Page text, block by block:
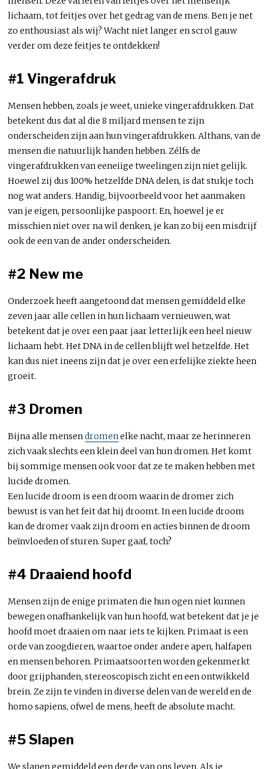
lichaam, tot feitjes over het gedrag van de mens. Ben je net
zo enthousiast als wij? Wacht niet langer en scrol gauw
verder om deze feitjes te ontdekken!
#1 Vingerafdruk
Mensen hebben, zoals je weet, unieke vingerafdrukken. Dat
betekent dus dat al die 8 miljard mensen te zijn
onderscheiden zijn aan hun vingerafdrukken. Althans, van de
mensen die natuurlijk handen hebben. Zélfs de
vingerafdrukken van eeneiige tweelingen zijn niet gelijk.
Hoewel zij dus 100% hetzelfde DNA delen, is dat stukje toch
nog wat anders. Handig, bijvoorbeeld voor het aanmaken
van je eigen, persoonlijke paspoort. En, hoewel je er
misschien niet over na wil denken, je kan zo bij een misdrijf
ook de een van de ander onderscheiden.
#2 New me
Onderzoek heeft aangetoond dat mensen gemiddeld elke
zeven jaar alle cellen in hun lichaam vernieuwen, wat
betekent dat je over een paar jaar letterlijk een heel nieuw
lichaam hebt. Het DNA in de cellen blijft wel hetzelfde. Het
kan dus niet ineens zijn dat je over een erfelijke ziekte heen
groeit.
#3 Dromen
Bijna alle mensendromenelke nacht, maar ze herinneren
zich vaak slechts een klein deel van hun dromen. Het komt
bij sommige mensen ook voor dat ze te maken hebben met
lucide dromen.
Een lucide droom is een droom waarin de dromer zich
bewust is van het feit dat hij droomt. In een lucide droom
kan de dromer vaak zijn droom en acties binnen de droom
beïnvloeden of sturen. Super gaaf, toch?
#4 Draaiend hoofd
Mensen zijn de enige primaten die hun ogen niet kunnen
bewegen onafhankelijk van hun hoofd, wat betekent dat je je
hoofd moet draaien om naar iets te kijken. Primaat is een
orde van zoogdieren, waartoe onder andere apen, halfapen
en mensen behoren. Primaatsoorten worden gekenmerkt
door grijphanden, stereoscopisch zicht en een ontwikkeld
brein. Ze zijn te vinden in diverse delen van de wereld en de
homo sapiens, ofwel de mens, heeft de absolute macht.
#5 Slapen
We slapen gemiddeld een derde van ons leven. Als je